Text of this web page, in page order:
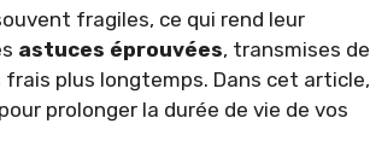
fragiles, ce qui rend leur
astuces éprouvées, transmises de
plus longtemps. Dans cet article,
prolonger la durée de vie de vos